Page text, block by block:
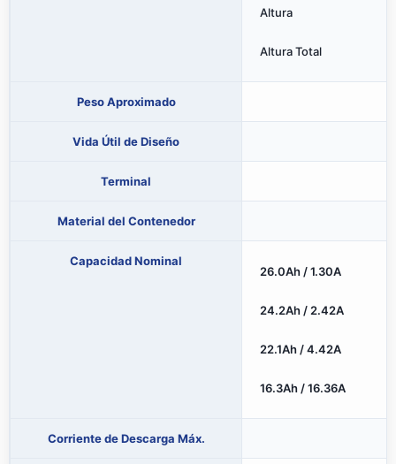
Altura
Altura Total
Peso Aproximado
Vida Útil de Diseño
Terminal
Material del Contenedor
Capacidad Nominal
26.0Ah / 1.30A
24.2Ah / 2.42A
22.1Ah / 4.42A
16.3Ah / 16.36A
Corriente de Descarga Máx.